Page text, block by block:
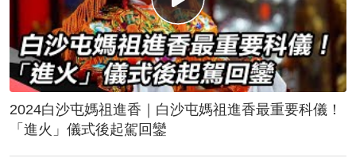
2024白沙屯媽祖進香｜白沙屯媽祖進香最重要科儀！
「進火」儀式後起駕回鑾